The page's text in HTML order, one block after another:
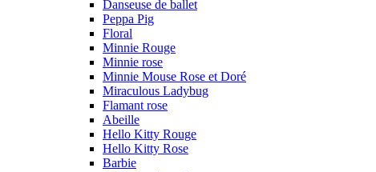
Danseuse de ballet
Peppa Pig
Floral
Minnie Rouge
Minnie rose
Minnie Mouse Rose et Doré
Miraculous Ladybug
Flamant rose
Abeille
Hello Kitty Rouge
Hello Kitty Rose
Barbie